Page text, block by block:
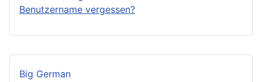
Big German
Benutzername vergessen?